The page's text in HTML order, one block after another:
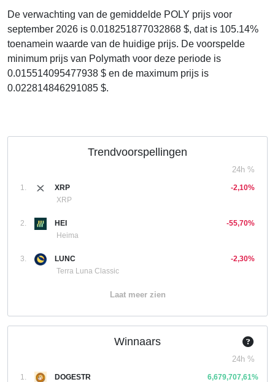
De verwachting van de gemiddelde POLY prijs voor
september 2026 is 0.018251877032868 $, dat is 105.14%
toenamein waarde van de huidige prijs. De voorspelde
minimum prijs van Polymath voor deze periode is
0.015514095477938 $ en de maximum prijs is
0.022814846291085 $.
Trendvoorspellingen
24h %
1.
XRP
XRP
-2,10%
2.
HEI
Heima
-55,70%
3.
LUNC
Terra Luna Classic
-2,30%
Laat meer zien
Winnaars
24h %
1.
DOGESTR
6,679,707,61%